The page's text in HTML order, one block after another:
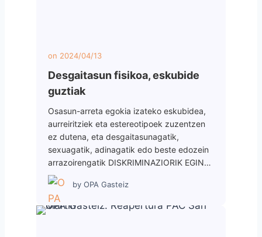
on 2024/04/13
Desgaitasun fisikoa, eskubide
guztiak
Osasun-arreta egokia izateko eskubidea,
aurreiritziek eta estereotipoek zuzentzen
ez dutena, eta desgaitasunagatik,
sexuagatik, adinagatik edo beste edozein
arrazoirengatik DISKRIMINAZIORIK EGIN…
by OPA Gasteiz